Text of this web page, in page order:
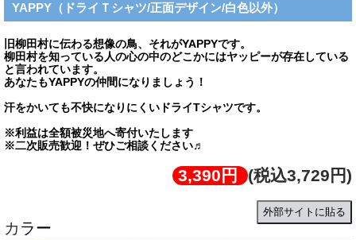
YAPPY（ドライＴシャツ/正面デザイン/白色以外）
旧柳田村に伝わる想像の鳥、それがYAPPYです。
柳田村を知っている人の心の中のどこかにはヤッピーが存在している
と言われています。
あなたもYAPPYの仲間になりましょう！
汗をかいても不快になりにくいドライTシャツです。
※利益は全額被災地へ寄付いたします
※二次販売歓迎！ぜひご相談ください♬
3,390円 (税込3,729円)
外部サイトに貼る
カラー